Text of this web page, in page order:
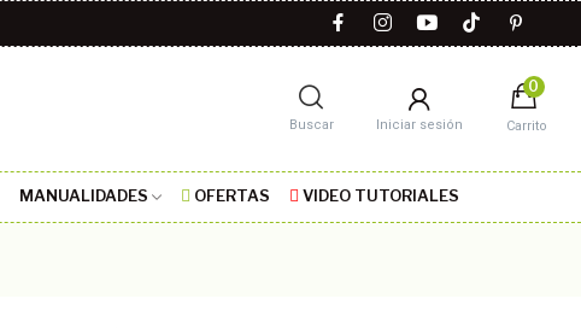
Buscar Iniciar sesión
0
Carrito
MANUALIDADES OFERTAS VIDEO TUTORIALES